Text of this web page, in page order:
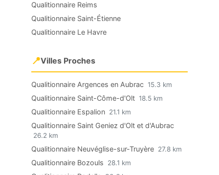
Qualitionnaire Reims
Qualitionnaire Saint-Étienne
Qualitionnaire Le Havre
📍Villes Proches
Qualitionnaire Argences en Aubrac 15.3 km
Qualitionnaire Saint-Côme-d'Olt 18.5 km
Qualitionnaire Espalion 21.1 km
Qualitionnaire Saint Geniez d'Olt et d'Aubrac
26.2 km
Qualitionnaire Neuvéglise-sur-Truyère 27.8 km
Qualitionnaire Bozouls 28.1 km